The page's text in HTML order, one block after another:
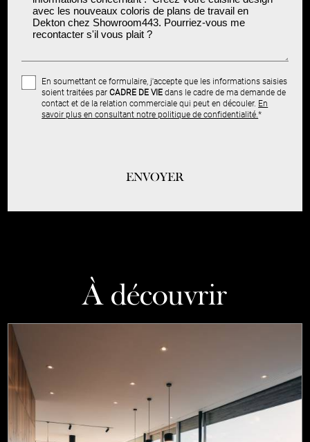
En soumettant ce formulaire, j'accepte que les informations saisies
soient traitées parCADRE DE VIEdans le cadre de ma demande de
contact et de la relation commerciale qui peut en découler. En
savoir plus en consultant notre politique de confidentialité.*
À découvrir